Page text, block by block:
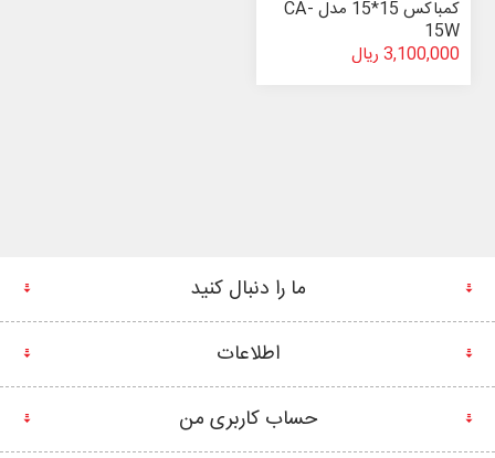
کمباکس 15*15 مدل CA-
15W
3,100,000 ریال
ما را دنبال کنید
اطلاعات
حساب کاربری من